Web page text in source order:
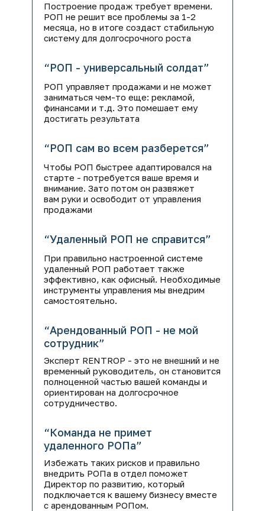
Построение продаж требует времени.
РОП не решит все проблемы за 1-2
месяца, но в итоге создаст стабильную
систему для долгосрочного роста
“РОП - универсальный солдат”
РОП управляет продажами и не может
заниматься чем-то еще: рекламой,
финансами и т.д. Это помешает ему
достигать результата
“РОП сам во всем разберется”
Чтобы РОП быстрее адаптировался на
старте - потребуется ваше время и
внимание. Зато потом он развяжет
вам руки и освободит от управления
продажами
Избежать таких рисков и правильно
внедрить РОПа в отдел поможет
Директор по развитию, который
подключается к вашему бизнесу вместе
с арендованным РОПом.
“Команда не примет
удаленного РОПа”
Эксперт RENTROP - это не внешний и не
временный руководитель, он становится
полноценной частью вашей команды и
ориентирован на долгосрочное
сотрудничество.
“Арендованный РОП - не мой
сотрудник”
При правильно настроенной системе
удаленный РОП работает также
эффективно, как офисный. Необходимые
инструменты управления мы внедрим
самостоятельно.
“Удаленный РОП не справится”